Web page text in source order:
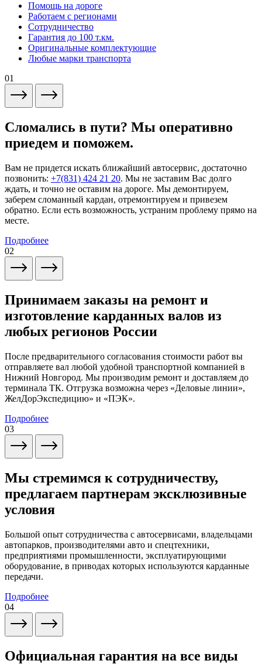
Помощь на дороге
Работаем с регионами
Сотрудничество
Гарантия до 100 т.км.
Оригинальные комплектующие
Любые марки транспорта
01
Сломались в пути? Мы оперативно
приедем и поможем.
Вам не придется искать ближайший автосервис, достаточно
позвонить: +7(831) 424 21 20. Мы не заставим Вас долго
ждать, и точно не оставим на дороге. Мы демонтируем,
заберем сломанный кардан, отремонтируем и привезем
обратно. Если есть возможность, устраним проблему прямо на
месте.
Подробнее
02
Принимаем заказы на ремонт и
изготовление карданных валов из
любых регионов России
После предварительного согласования стоимости работ вы
отправляете вал любой удобной транспортной компанией в
Нижний Новгород. Мы производим ремонт и доставляем до
терминала ТК. Отгрузка возможна через «Деловые линии»,
ЖелДорЭкспедицию» и «ПЭК».
Подробнее
03
Мы стремимся к сотрудничеству,
предлагаем партнерам эксклюзивные
условия
Большой опыт сотрудничества с автосервисами, владельцами
автопарков, производителями авто и спецтехники,
предприятиями промышленности, эксплуатирующими
оборудование, в приводах которых используются карданные
передачи.
Подробнее
04
Официальная гарантия на все виды